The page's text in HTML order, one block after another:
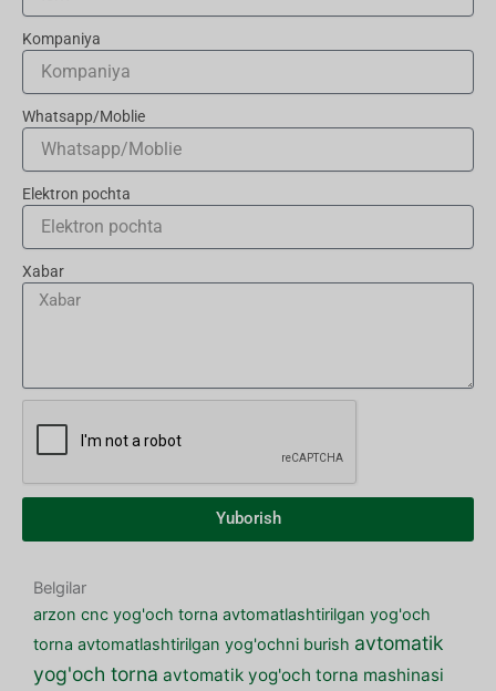
Kompaniya
Whatsapp/Moblie
Elektron pochta
Xabar
Yuborish
Belgilar
arzon cnc yog'och torna avtomatlashtirilgan yog'och
torna avtomatlashtirilgan yog'ochni burish avtomatik
yog'och torna avtomatik yog'och torna mashinasi